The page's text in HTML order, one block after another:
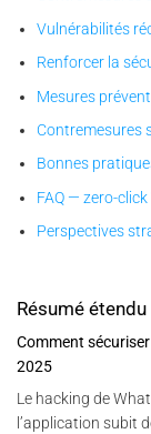
Vulnérabilités
Renforcer la
Mesures
Contremesures
Bonnes
FAQ — zero-
Perspectives
Résumé étendu
Comment
2025
Le hacking de
l’application subit